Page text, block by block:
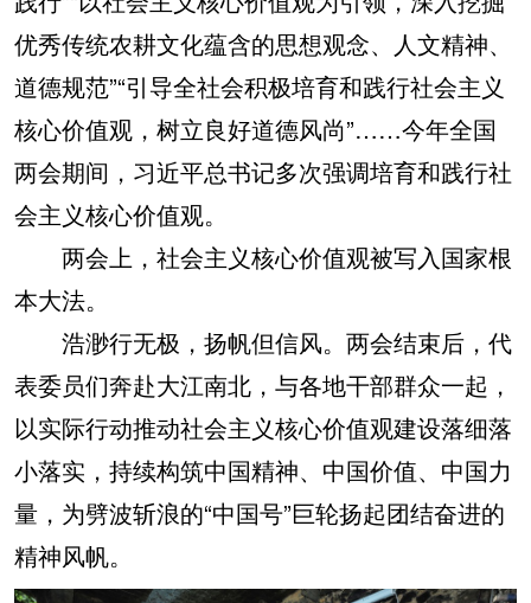
优秀传统农耕文化蕴含的思想观念、人文精神、
道德规范”“引导全社会积极培育和践行社会主义
核心价值观，树立良好道德风尚”……今年全国
两会期间，习近平总书记多次强调培育和践行社
会主义核心价值观。
两会上，社会主义核心价值观被写入国家根
本大法。
浩渺行无极，扬帆但信风。两会结束后，代
表委员们奔赴大江南北，与各地干部群众一起，
以实际行动推动社会主义核心价值观建设落细落
小落实，持续构筑中国精神、中国价值、中国力
量，为劈波斩浪的“中国号”巨轮扬起团结奋进的
精神风帆。